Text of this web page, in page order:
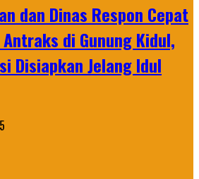
dan Dinas Respon Cepat
di Gunung Kidul,
Disiapkan Jelang Idul